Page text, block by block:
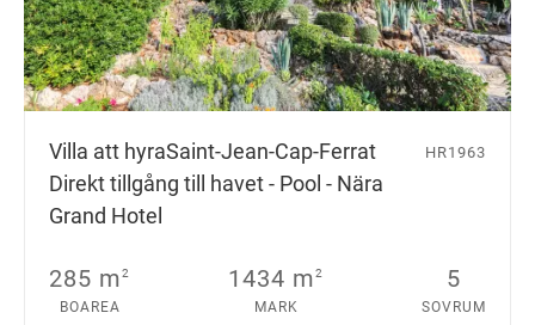
Villa att hyraSaint-Jean-Cap-Ferrat
Direkt tillgång till havet - Pool - Nära
Grand Hotel
HR1963
285 m2
BOAREA
1434 m2
MARK
5
SOVRUM